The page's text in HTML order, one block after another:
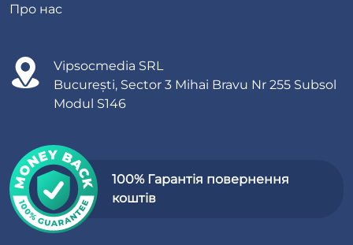
Про нас
Vipsocmedia SRL
București, Sector 3 Mihai Bravu Nr 255 Subsol
Modul S146
100% Гарантія повернення
коштів